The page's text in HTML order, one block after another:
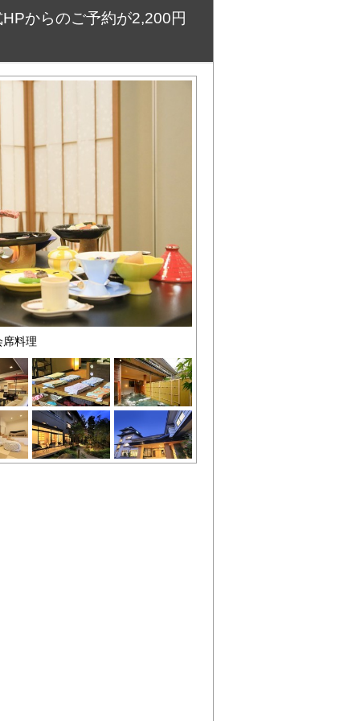
からのご予約が2,200円
料理